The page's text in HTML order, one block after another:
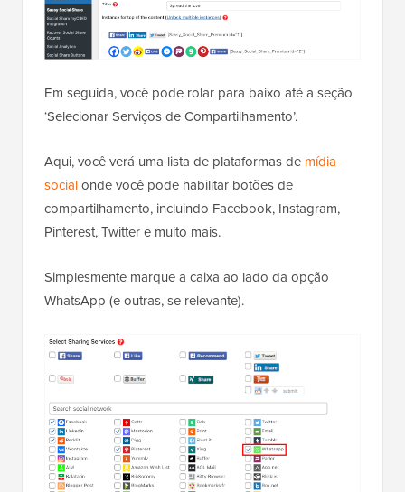
Em seguida, você pode rolar para baixo até a seção
‘Selecionar Serviços de Compartilhamento’.
Aqui, você verá uma lista de plataformas de mídia
socialonde você pode habilitar botões de
compartilhamento, incluindo Facebook, Instagram,
Pinterest, Twitter e muito mais.
Simplesmente marque a caixa ao lado da opção
WhatsApp (e outras, se relevante).